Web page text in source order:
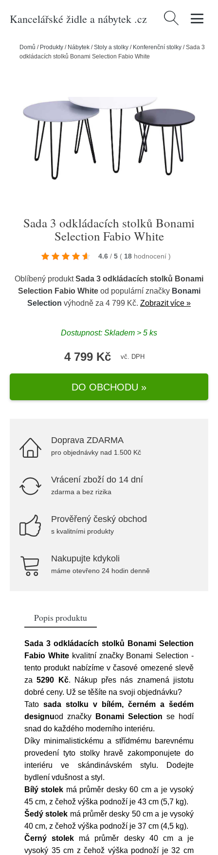
Kancelářské židle a nábytek .cz Vyhledávání
Domů / Produkty / Nábytek /Stoly a stolky / Konferenční stolky /Sada 3
odkládacích stolků Bonami Selection Fabio White
Sada 3 odkládacích stolků Bonami
Selection Fabio White
4.6 / 5 ( 18 hodnocení )
Oblíbený produktSada 3 odkládacích stolků Bonami
Selection Fabio Whiteod populární značky Bonami
Selection výhodně za 4 799 Kč. Zobrazit více »
Dostupnost: Skladem > 5 ks
4 799 Kč vč. DPH
DO OBCHODU »
Doprava ZDARMA
pro objednávky nad 1.500 Kč
Vrácení zboží do 14 dní
zdarma a bez rizika
Prověřený český obchod
s kvalitními produkty
Nakupujte kdykoli
máme otevřeno 24 hodin denně
Popis produktu
Sada 3 odkládacích stolků Bonami Selection
Fabio Whitekvalitní značky Bonami Selection -
tento produkt nabízíme v časové omezené slevě
za5290 Kč. Nákup přes nás znamená jistotu
dobré ceny. Už se těšíte na svoji objednávku?
Tato sada stolku v bílém, černém a šedém
designuod značky Bonami Selection se hodí
snad do každého moderního interiéru.
Díky minimalistickému a střídmému barevnému
provedení tyto stolky hravě zakomponujete do
interiéru ve skándinávském stylu. Dodejte
bydlení vdušnost a styl.
Bílý stolek má průměr desky 60 cm a je vysoký
45 cm, z čehož výška podnoží je 43 cm (5,7 kg).
Šedý stolek má průměr desky 50 cm a je vysoký
40 cm, z čehož výška podnoží je 37 cm (4,5 kg).
Černý stolek má průměr desky 40 cm a je
vysoký 35 cm z čehož výška podnoží je 32 cm